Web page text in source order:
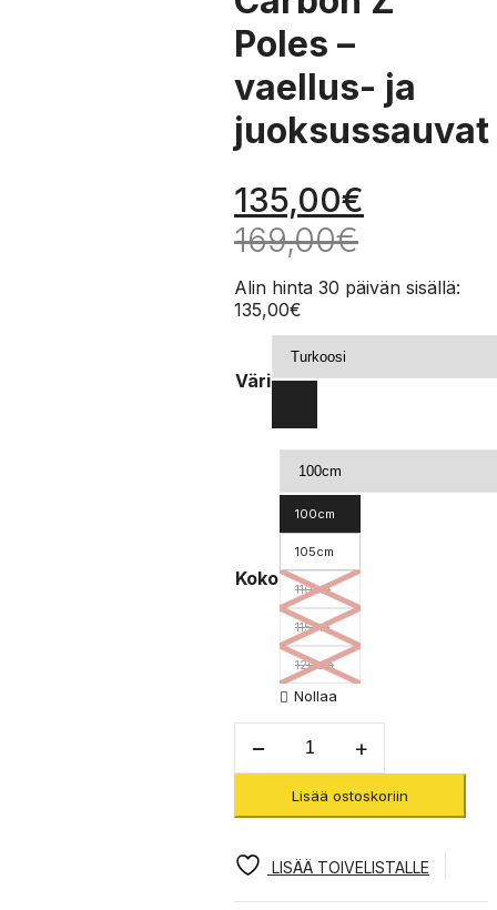
Poles –
vaellus- ja
juoksussauvat
135,00€
169,00€
Alin hinta 30 päivän sisällä:
135,00€
Väri
Koko
100cm
105cm
110cm
115cm
120cm
Nollaa
Distance
Carbon
Poles
vaellus-
Lisää ostoskoriin
LISÄÄ TOIVELISTALLE